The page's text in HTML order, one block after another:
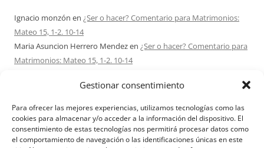
Gestionar consentimiento
Para ofrecer las mejores experiencias, utilizamos tecnologías como las
cookies para almacenar y/o acceder a la información del dispositivo. El
consentimiento de estas tecnologías nos permitirá procesar datos como
el comportamiento de navegación o las identificaciones únicas en este
Ignacio monzón en ¿Ser o hacer? Comentario para Matrimonios:
Mateo 15, 1-2. 10-14
Maria Asuncion Herrero Mendezen ¿Ser o hacer? Comentario para
Matrimonios: Mateo 15, 1-2. 10-14
7 – 9 AGOSTO 2026
Ezio Vendrame
en
Acudid siempre al Señor. Comentario para
Matrimonios: san Mateo 14, 22-36
SofienAcerca de Proyecto Amor Conyugal